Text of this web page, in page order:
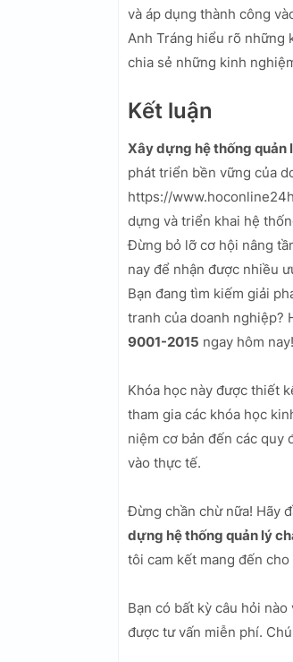
và áp dụng thành công
Anh Tráng hiểu rõ những
chia sẻ những kinh
Kết luận
Xây dựng hệ thống quản
phát triển bền vững của
https://
dựng và triển khai hệ
Đừng bỏ lỡ cơ hội nâng
nay để nhận được nhiều
Bạn đang tìm kiếm giải
tranh của doanh nghiệp?
9001-2015 ngay hôm nay!
Khóa học này được thiết
tham gia các khóa học
niệm cơ bản đến các quy
vào thực tế.
Đừng chần chừ nữa! Hãy
dựng hệ thống quản lý
tôi cam kết mang đến
Bạn có bất kỳ câu hỏi
được tư vấn miễn phí.